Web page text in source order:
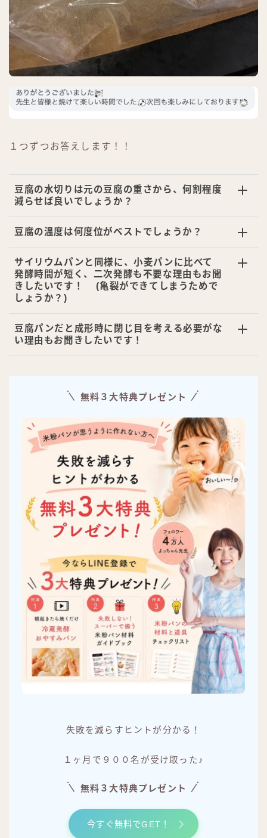
１つずつお答えします！！
豆腐の水切りは元の豆腐の重さから、何割程度
減らせば良いでしょうか？
豆腐の温度は何度位がベストでしょうか？
サイリウムパンと同様に、小麦パンに比べて
発酵時間が短く、二次発酵も不要な理由もお聞
きしたいです！ (亀裂ができてしまうためで
しょうか？)
豆腐パンだと成形時に閉じ目を考える必要がな
い理由もお聞きしたいです！
無料３大特典プレゼント
失敗を減らすヒントが分かる！
１ヶ月で９００名が受け取った♪
無料３大特典プレゼント
今すぐ無料でGET！